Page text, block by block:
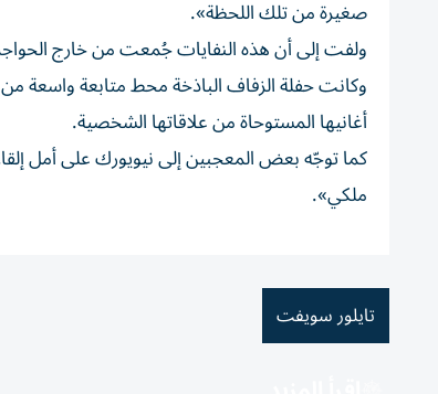
صغيرة من تلك اللحظة».
ولفت إلى أن هذه النفايات جُمعت من خارج
وكانت حفلة الزفاف الباذخة محط متابعة واسعة
أغانيها المستوحاة من علاقاتها الشخصية.
كما توجّه بعض المعجبين إلى نيويورك على أمل
ملكي».
تايلور سويفت